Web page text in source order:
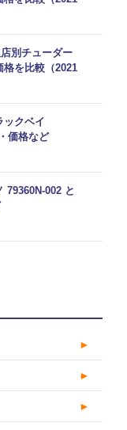
別チューダー
格を比較（2021
ックベイ
価格など
79360N-002 と
►
►
►